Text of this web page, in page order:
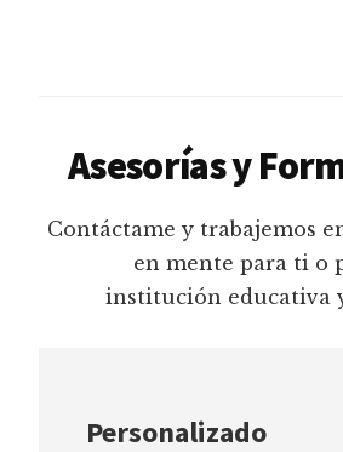
Asesorías y
Contáctame y trabajemos
en mente para ti o
institución educativa
Personalizado